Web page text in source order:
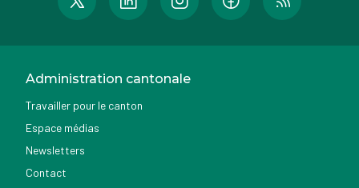
Administration cantonale
Travailler pour le canton
Espace médias
Newsletters
Contact